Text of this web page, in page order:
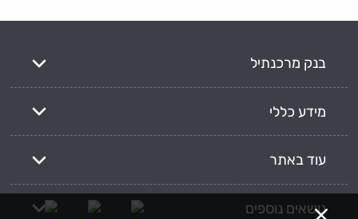
בנק מרכנתיל
מידע כללי
עוד באתר
נושאים נוספים